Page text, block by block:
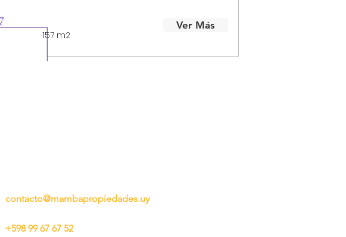
157 m2
Ver Más
contacto@mambapropiedades.uy
+598 99 67 67 52